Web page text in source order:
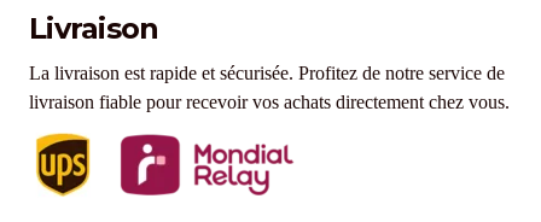
Livraison
La livraison est rapide et sécurisée. Profitez de notre service de
livraison fiable pour recevoir vos achats directement chez vous.